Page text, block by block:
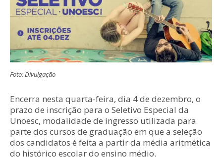
Foto: Divulgação
Encerra nesta quarta-feira, dia 4 de dezembro, o
prazo de inscrição para o Seletivo Especial da
Unoesc, modalidade de ingresso utilizada para
parte dos cursos de graduação em que a seleção
dos candidatos é feita a partir da média aritmética
do histórico escolar do ensino médio.